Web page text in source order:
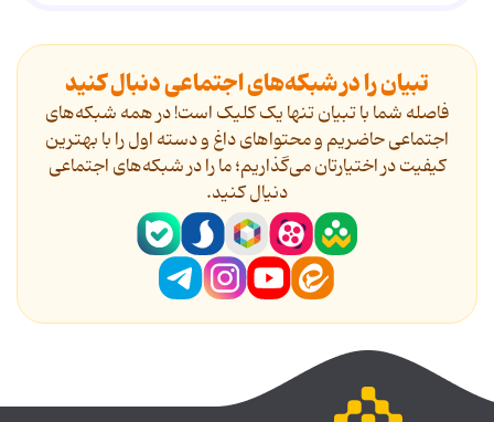
تبیان را در شبکه‌های اجتماعی دنبال کنید
فاصله شما با تبیان تنها یک کلیک است! در همه شبکه‌های
اجتماعی حاضریم و محتواهای داغ و دسته اول را با بهترین
کیفیت در اختیارتان می‌گذاریم؛ ما را در شبکه‌های اجتماعی
دنیال کنید.